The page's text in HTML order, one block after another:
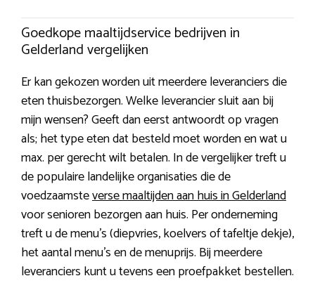
Goedkope maaltijdservice bedrijven in
Gelderland vergelijken
Er kan gekozen worden uit meerdere leveranciers die
eten thuisbezorgen. Welke leverancier sluit aan bij
mijn wensen? Geeft dan eerst antwoordt op vragen
als; het type eten dat besteld moet worden en wat u
max. per gerecht wilt betalen. In de vergelijker treft u
de populaire landelijke organisaties die de
voedzaamsteverse maaltijden aan huis in Gelderland
voor senioren bezorgen aan huis. Per onderneming
treft u de menu’s (diepvries, koelvers of tafeltje dekje),
het aantal menu’s en de menuprijs. Bij meerdere
leveranciers kunt u tevens een proefpakket bestellen.